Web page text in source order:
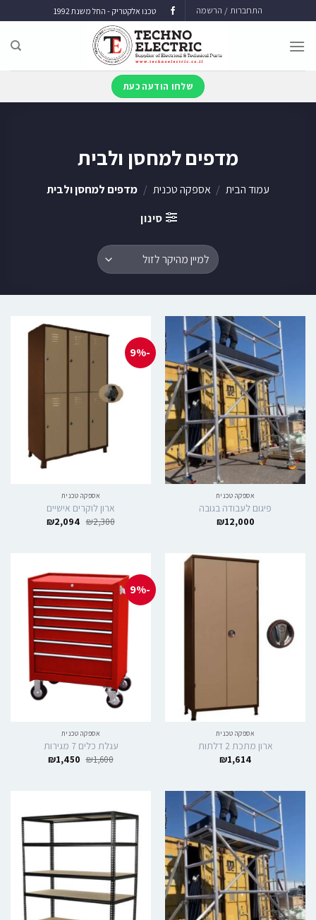
התחברות / הרשמה טכנו אלקטריק - החל משנת 1992
שלחו הודעה כעת
מדפים למחסן ולבית
עמוד הבית / אספקה טכנית / מדפים למחסן ולבית
סינון
אספקה טכנית
פיגום לעבודה בגובה
₪12,000
-9%
אספקה טכנית
ארון לוקרים אישיים
₪2,300
₪2,094
אספקה טכנית
ארון מתכת 2 דלתות
₪1,614
-9%
אספקה טכנית
עגלת כלים 7 מגירות
₪1,600
₪1,450